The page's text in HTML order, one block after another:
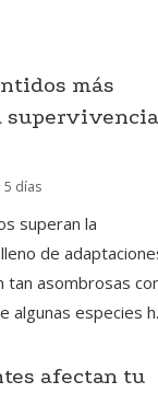
más
5 días
superan la
de
asombrosas
especies
afectan tu